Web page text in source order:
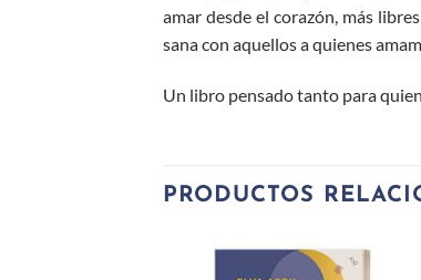
amar desde el corazón, más
sana con aquellos a quienes
Un libro pensado tanto para
PRODUCTOS